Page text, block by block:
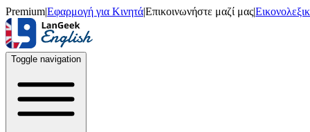
Premium|Εφαρμογή για Κινητά|Επικοινωνήστε μαζί μας|
Toggle navigation